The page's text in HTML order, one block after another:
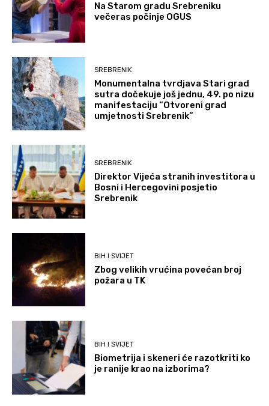
Na Starom gradu Srebreniku
večeras počinje OGUS
SREBRENIK
Monumentalna tvrdjava Stari grad
sutra dočekuje još jednu, 49. po nizu
manifestaciju “Otvoreni grad
umjetnosti Srebrenik”
SREBRENIK
Direktor Vijeća stranih investitora u
Bosni i Hercegovini posjetio
Srebrenik
BIH I SVIJET
Zbog velikih vrućina povećan broj
požara u TK
BIH I SVIJET
Biometrija i skeneri će razotkriti ko
je ranije krao na izborima?